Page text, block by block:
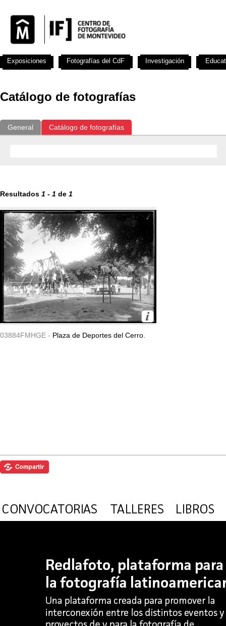
Catálogo de fotografías
General Catálogo de fotografías
Resultados 1 - 1 de 1
03884FMHGE - Plaza de Deportes del Cerro.
Exposiciones Fotografías del CdF Investigación